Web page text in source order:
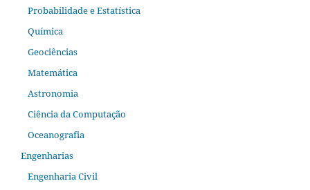
Probabilidade e Estatística
Química
Geociências
Matemática
Astronomia
Ciência da Computação
Oceanografia
Engenharias
Engenharia Civil